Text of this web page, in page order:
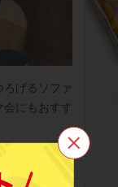
げるソファ
にもおすす